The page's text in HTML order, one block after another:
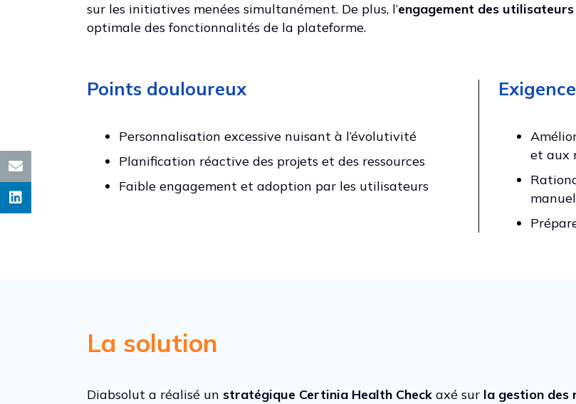
sur les initiatives menées simultanément. De plus, l’engagement des
optimale des fonctionnalités de la plateforme.
Points douloureux
Personnalisation excessive nuisant à l’évolutivité
Planification réactive des projets et des ressources
Faible engagement et adoption par les utilisateurs
et aux
La solution
Diabsolut a réalisé un stratégique Certinia Health Check axé sur la gestion des